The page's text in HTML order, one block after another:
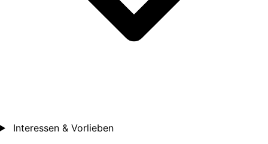
Interessen & Vorlieben